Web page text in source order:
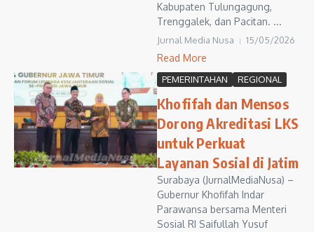
Kabupaten Tulungagung,
Trenggalek, dan Pacitan. ...
Jurnal Media Nusa 15/05/2026
Read More
PEMERINTAHAN REGIONAL
Khofifah dan Mensos
Dorong Akreditasi LKS
untuk Perkuat
Layanan Sosial di Jatim
Surabaya (JurnalMediaNusa) –
Gubernur Khofifah Indar
Parawansa bersama Menteri
Sosial RI Saifullah Yusuf